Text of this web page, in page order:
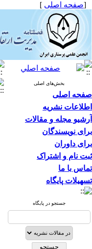
[صفحه اصلی ]
بخش‌های اصلی
صفحه اصلی
اطلاعات نشریه
آرشیو مجله و مقالات
برای نویسندگان
برای داوران
ثبت نام و اشتراک
تماس با ما
تسهیلات پایگاه
جستجو در پایگاه